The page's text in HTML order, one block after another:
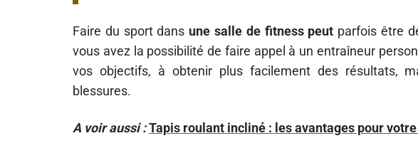
Faire du sport dans une salle de fitness peut parfois être
vous avez la possibilité de faire appel à un entraîneur
vos objectifs, à obtenir plus facilement des résultats,
blessures.
A voir aussi :Tapis roulant incliné : les avantages pour